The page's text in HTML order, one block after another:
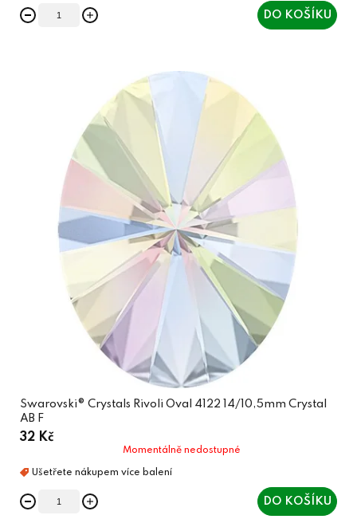
DO KOŠÍKU
Swarovski® Crystals Rivoli Oval 4122 14/10,5mm Crystal
AB F
32 Kč
Momentálně nedostupné
DO KOŠÍKU